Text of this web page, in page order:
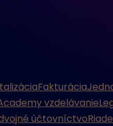
Fakturácia
vzdelávanie
účtovníctvo